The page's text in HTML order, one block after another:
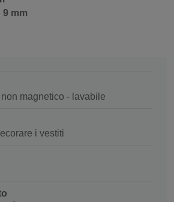
9 mm
magnetico - lavabile
i vestiti